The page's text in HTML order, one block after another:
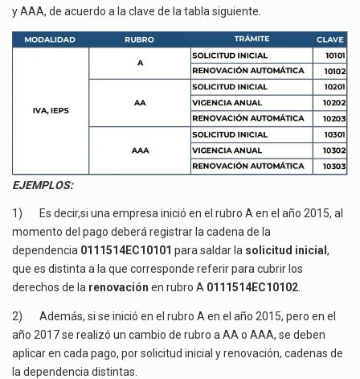
y AAA, de acuerdo a la clave de la tabla siguiente.
EJEMPLOS:
1) Es decir,si una empresa inició en el rubro A en el año 2015, al
momento del pago deberá registrar la cadena de la
dependencia 0111514EC10101 para saldar la solicitud inicial ,
que es distinta a la que corresponde referir para cubrir los
derechos de la renovación en rubro A 0111514EC10102
2) Además, si se inició en el rubro A en el año 2015, pero en el
año 2017 se realizó un cambio de rubro a AA o AAA, se deben
aplicar en cada pago, por solicitud inicial y renovación, cadenas de
la dependencia distintas.